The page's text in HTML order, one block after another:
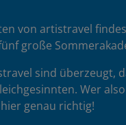
von artistravel
große
sind überzeugt,
Wer
genau richtig!